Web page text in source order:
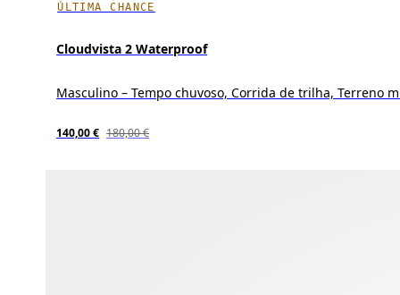
ÚLTIMA CHANCE
Cloudvista 2 Waterproof
Masculino – Tempo chuvoso, Corrida de trilha, Terreno
140,00 € 180,00 €